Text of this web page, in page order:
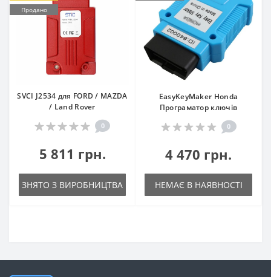
Продано
SVCI J2534 для FORD / MAZDA
/ Land Rover
0
5 811 грн.
ЗНЯТО З ВИРОБНИЦТВА
EasyKeyMaker Honda
Програматор ключів
0
4 470 грн.
НЕМАЄ В НАЯВНОСТІ